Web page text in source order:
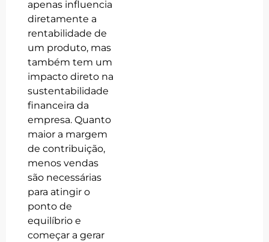
apenas influencia
diretamente a
rentabilidade de
um produto, mas
também tem um
impacto direto na
sustentabilidade
financeira da
empresa. Quanto
maior a margem
de contribuição,
menos vendas
são necessárias
para atingir o
ponto de
equilíbrio e
começar a gerar